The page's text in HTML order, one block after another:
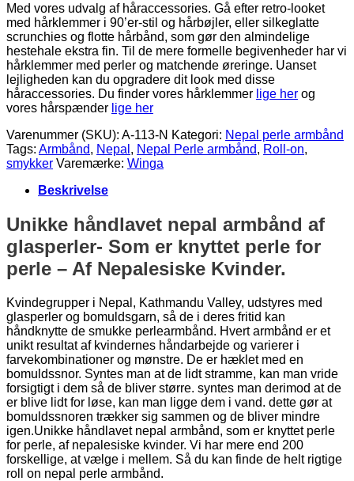
Med vores udvalg af håraccessories. Gå efter retro-looket
med hårklemmer i 90’er-stil og hårbøjler, eller silkeglatte
scrunchies og flotte hårbånd, som gør den almindelige
hestehale ekstra fin. Til de mere formelle begivenheder har vi
hårklemmer med perler og matchende øreringe. Uanset
lejligheden kan du opgradere dit look med disse
håraccessories. Du finder vores hårklemmer lige her og
vores hårspænder lige her
Varenummer (SKU): A-113-N Kategori: Nepal perle armbånd
Tags: Armbånd, Nepal , Nepal Perle armbånd, Roll-on,
smykker Varemærke: Winga
Beskrivelse
Unikke håndlavet nepal armbånd af
glasperler- Som er knyttet perle for
perle – Af Nepalesiske Kvinder.
Kvindegrupper i Nepal, Kathmandu Valley, udstyres med
glasperler og bomuldsgarn, så de i deres fritid kan
håndknytte de smukke perlearmbånd. Hvert armbånd er et
unikt resultat af kvindernes håndarbejde og varierer i
farvekombinationer og mønstre. De er hæklet med en
bomuldssnor. Syntes man at de lidt stramme, kan man vride
forsigtigt i dem så de bliver større. syntes man derimod at de
er blive lidt for løse, kan man ligge dem i vand. dette gør at
bomuldssnoren trækker sig sammen og de bliver mindre
igen.Unikke håndlavet nepal armbånd, som er knyttet perle
for perle, af nepalesiske kvinder. Vi har mere end 200
forskellige, at vælge i mellem. Så du kan finde de helt rigtige
roll on nepal perle armbånd.